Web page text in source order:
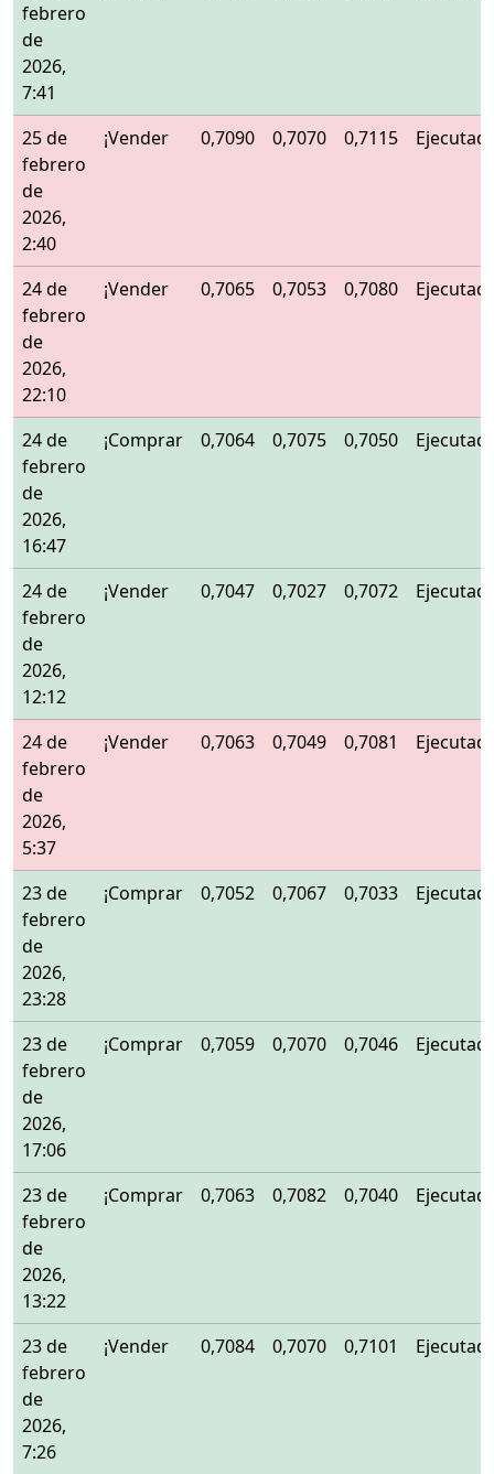
febrero
de
2026,
7:41
25 de
febrero
de
2026,
2:40
¡Vender 0,7090 0,7070 0,7115
24 de
febrero
de
2026,
22:10
¡Vender 0,7065 0,7053 0,7080
24 de
febrero
de
2026,
16:47
¡Comprar 0,7064 0,7075 0,7050
24 de
febrero
de
2026,
12:12
¡Vender 0,7047 0,7027 0,7072
24 de
febrero
de
2026,
5:37
¡Vender 0,7063 0,7049 0,7081
23 de
febrero
de
2026,
23:28
¡Comprar 0,7052 0,7067 0,7033
23 de
febrero
de
2026,
17:06
¡Comprar 0,7059 0,7070 0,7046
23 de
febrero
de
2026,
13:22
¡Comprar 0,7063 0,7082 0,7040
23 de
febrero
de
2026,
7:26
¡Vender 0,7084 0,7070 0,7101